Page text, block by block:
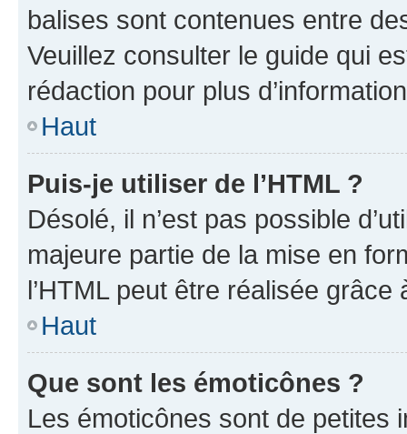
balises sont contenues entre
Veuillez consulter le guide qui
rédaction pour plus
Haut
Puis-je utiliser de l’HTML ?
Désolé, il n’est pas possible
majeure partie de la mise en
l’HTML peut être réalisée grâce
Haut
Que sont les émoticônes ?
Les émoticônes sont de petites